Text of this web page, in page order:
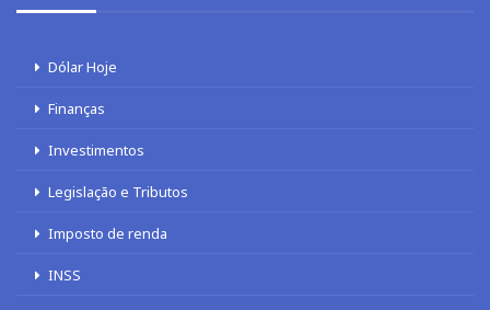
Dólar Hoje
Finanças
Investimentos
Legislação e Tributos
Imposto de renda
INSS